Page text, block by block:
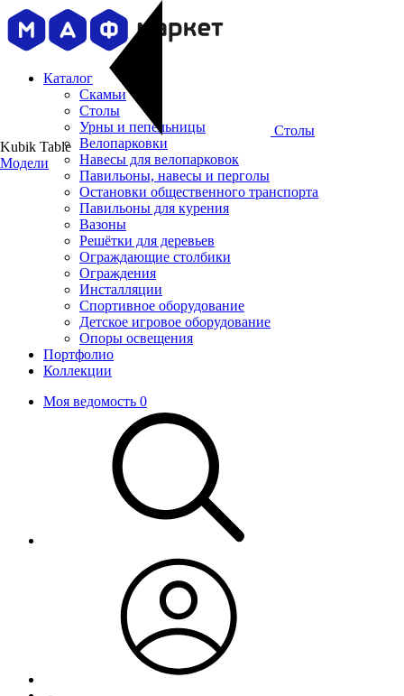
Каталог
Скамьи
Столы
Урны и пепельницы
Велопарковки
Навесы для велопарковок
Павильоны, навесы и перголы
Остановки общественного транспорта
Павильоны для курения
Вазоны
Решётки для деревьев
Ограждающие столбики
Ограждения
Инсталляции
Cпортивное оборудование
Детское игровое оборудование
Опоры освещения
Портфолио
Коллекции
Моя ведомость 0
Столы
Kubik Table
Модели